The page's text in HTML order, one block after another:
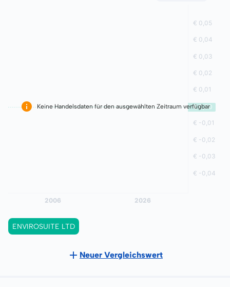
Keine Handelsdaten für den ausgewählten Zeitraum verfügbar
ENVIROSUITE LTD
Neuer Vergleichswert